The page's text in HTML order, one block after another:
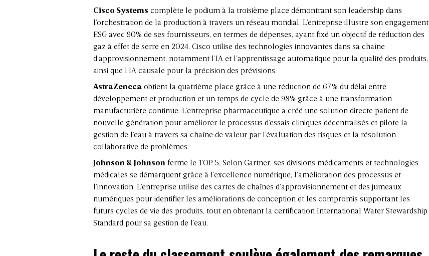
Cisco Systems complète le podium à la troisième place démontrant son leadership dans
l’orchestration de la production à travers un réseau mondial. L’entreprise illustre son engagement
ESG avec 90% de ses fournisseurs, en termes de dépenses, ayant fixé un objectif de réduction des
gaz à effet de serre en 2024. Cisco utilise des technologies innovantes dans sa chaîne
d’approvisionnement, notamment l’IA et l’apprentissage automatique pour la qualité des produits,
ainsi que l’IA causale pour la précision des prévisions.
AstraZeneca obtient la quatrième place grâce à une réduction de 67% du délai entre
développement et production et un temps de cycle de 98% grâce à une transformation
manufacturière continue. L’entreprise pharmaceutique a créé une solution directe patient de
nouvelle génération pour améliorer le processus d’essais cliniques décentralisés et pilote la
gestion de l’eau à travers sa chaîne de valeur par l’évaluation des risques et la résolution
collaborative de problèmes.
Johnson & Johnson ferme le TOP 5. Selon Gartner, ses divisions médicaments et technologies
médicales se démarquent grâce à l’excellence numérique, l’amélioration des processus et
l’innovation. L’entreprise utilise des cartes de chaînes d’approvisionnement et des jumeaux
numériques pour identifier les améliorations de conception et les compromis supportant les
futurs cycles de vie des produits, tout en obtenant la certification International Water Stewardship
Standard pour sa gestion de l’eau.